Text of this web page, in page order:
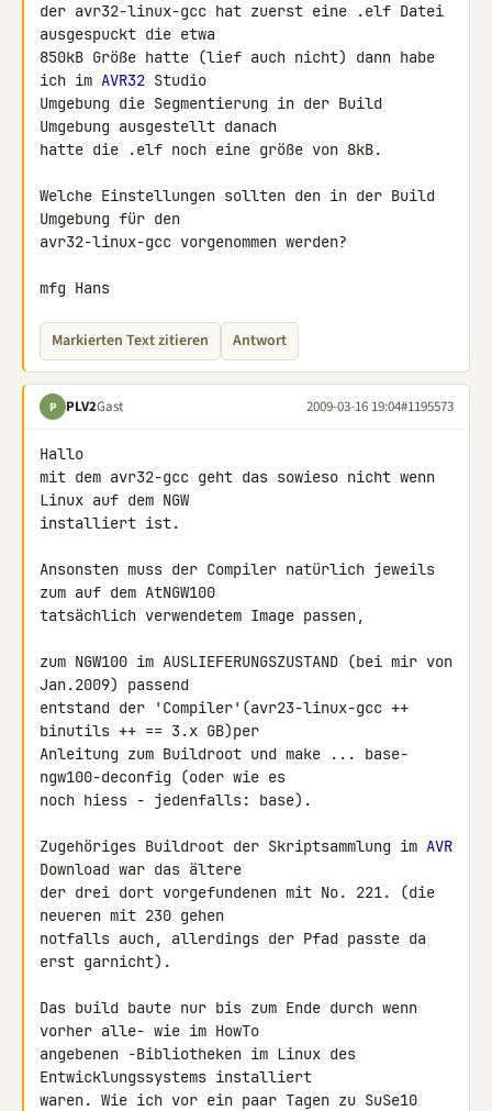
der avr32-linux-gcc hat zuerst eine .elf Datei
ausgespuckt die etwa
850kB Größe hatte (lief auch nicht) dann habe
ich im AVR32 Studio
Umgebung die Segmentierung in der Build
Umgebung ausgestellt danach
hatte die .elf noch eine größe von 8kB.
Welche Einstellungen sollten den in der Build
Umgebung für den
avr32-linux-gcc vorgenommen werden?
mfg Hans
Markierten Text zitieren Antwort
P PLV2Gast 2009-03-16 19:04#1195573
Hallo
mit dem avr32-gcc geht das sowieso nicht wenn
Linux auf dem NGW
installiert ist.
Ansonsten muss der Compiler natürlich jeweils
zum auf dem AtNGW100
tatsächlich verwendetem Image passen,
zum NGW100 im AUSLIEFERUNGSZUSTAND (bei mir von
Jan.2009) passend
entstand der 'Compiler'(avr23-linux-gcc ++
binutils ++ == 3.x GB)per
Anleitung zum Buildroot und make ... base-
ngw100-deconfig (oder wie es
noch hiess - jedenfalls: base).
Zugehöriges Buildroot der Skriptsammlung im AVR
Download war das ältere
der drei dort vorgefundenen mit No. 221. (die
neueren mit 230 gehen
notfalls auch, allerdings der Pfad passte da
erst garnicht).
Das build baute nur bis zum Ende durch wenn
vorher alle- wie im HowTo
angebenen -Bibliotheken im Linux des
Entwicklungssystems installiert
waren. Wie ich vor ein paar Tagen zu SuSe10